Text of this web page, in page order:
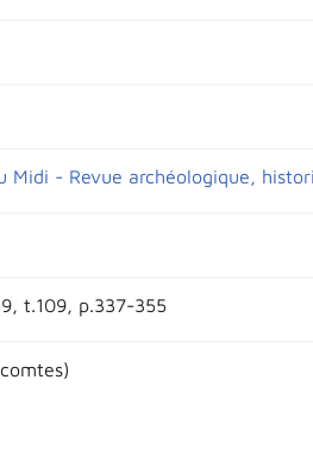
Midi - Revue archéologique,
t.109, p.337-355